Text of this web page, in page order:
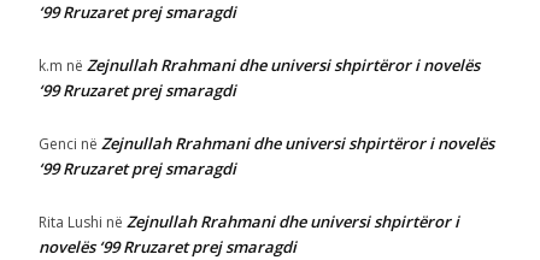
‘99 Rruzaret prej smaragdi
k.m në Zejnullah Rrahmani dhe universi shpirtëror i novelës
‘99 Rruzaret prej smaragdi
Genci në Zejnullah Rrahmani dhe universi shpirtëror i novelës
‘99 Rruzaret prej smaragdi
Rita Lushi në Zejnullah Rrahmani dhe universi shpirtëror i
novelës ‘99 Rruzaret prej smaragdi